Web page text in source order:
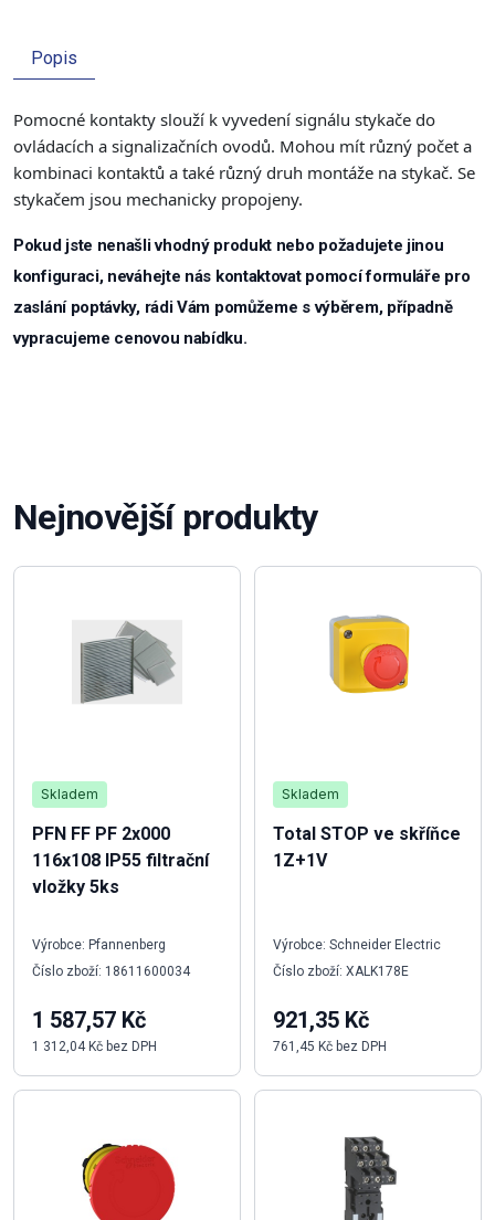
Popis
Pomocné kontakty slouží k vyvedení signálu stykače do
ovládacích a signalizačních ovodů. Mohou mít různý počet a
kombinaci kontaktů a také různý druh montáže na stykač. Se
stykačem jsou mechanicky propojeny.
Pokud jste nenašli vhodný produkt nebo požadujete jinou
konfiguraci, neváhejte nás kontaktovat pomocí formuláře pro
zaslání poptávky, rádi Vám pomůžeme s výběrem, případně
vypracujeme cenovou nabídku.
Nejnovější produkty
Skladem
PFN FF PF 2x000
116x108 IP55 filtrační
vložky 5ks
Výrobce: Pfannenberg
Číslo zboží: 18611600034
1 587,57 Kč
1 312,04 Kč bez DPH
Skladem
Total STOP ve skříňce
1Z+1V
Výrobce: Schneider Electric
Číslo zboží: XALK178E
921,35 Kč
761,45 Kč bez DPH